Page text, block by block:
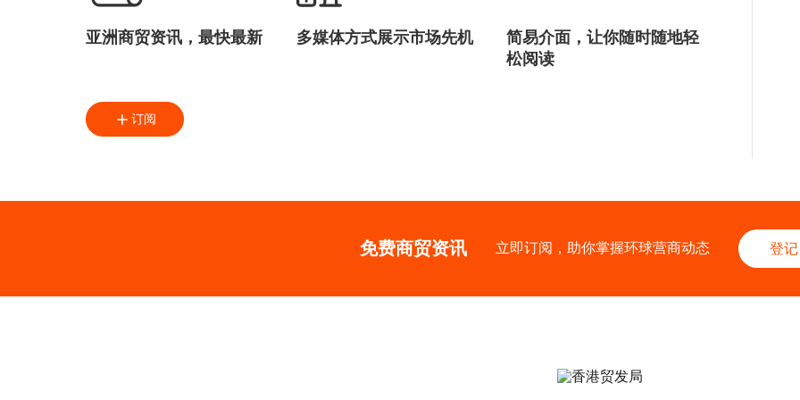
亚洲商贸资讯，最快最新 多媒体方式展示市场先机
简易介面，让你随时随地轻
松阅读
订阅
免费商贸资讯 立即订阅，助你掌握环球营商动态 登记